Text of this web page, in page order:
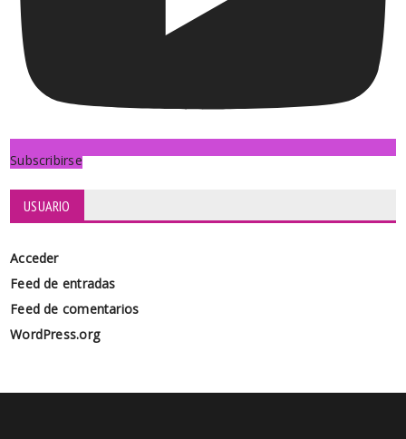
Subscribirse
USUARIO
Acceder
Feed de entradas
Feed de comentarios
WordPress.org